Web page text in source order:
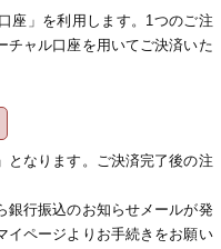
座」を利用します。1つのご注
チャル口座を用いてご決済いた
となります。ご決済完了後の注
銀行振込のお知らせメールが発
イページよりお手続きをお願い